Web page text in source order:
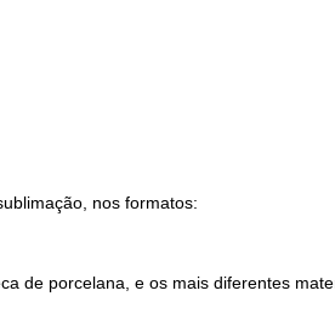
nos formatos:
de porcelana, e os mais diferentes